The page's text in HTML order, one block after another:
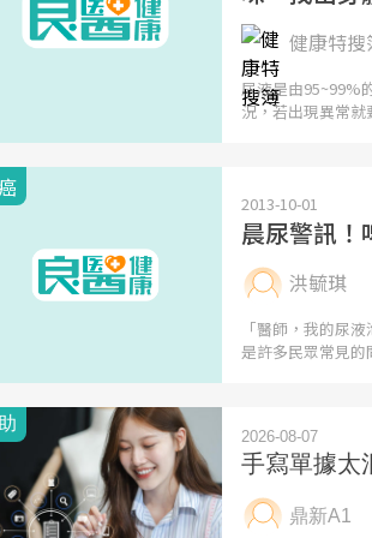
健康特
尿液是由95~99%
況，若出現異常就
2013-10-01
晨尿警訊！
洪毓琪
「醫師，我的尿
是許多民眾常見的